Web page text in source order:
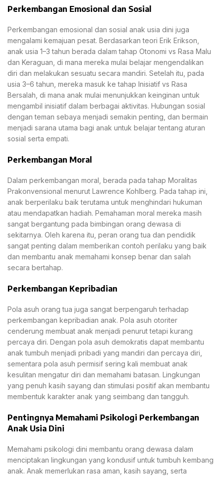
Perkembangan Emosional dan Sosial
Perkembangan emosional dan sosial anak usia dini juga
mengalami kemajuan pesat. Berdasarkan teori Erik Erikson,
anak usia 1–3 tahun berada dalam tahap Otonomi vs Rasa Malu
dan Keraguan, di mana mereka mulai belajar mengendalikan
diri dan melakukan sesuatu secara mandiri. Setelah itu, pada
usia 3–6 tahun, mereka masuk ke tahap Inisiatif vs Rasa
Bersalah, di mana anak mulai menunjukkan keinginan untuk
mengambil inisiatif dalam berbagai aktivitas. Hubungan sosial
dengan teman sebaya menjadi semakin penting, dan bermain
menjadi sarana utama bagi anak untuk belajar tentang aturan
sosial serta empati.
Perkembangan Moral
Dalam perkembangan moral, berada pada tahap Moralitas
Prakonvensional menurut Lawrence Kohlberg. Pada tahap ini,
anak berperilaku baik terutama untuk menghindari hukuman
atau mendapatkan hadiah. Pemahaman moral mereka masih
sangat bergantung pada bimbingan orang dewasa di
sekitarnya. Oleh karena itu, peran orang tua dan pendidik
sangat penting dalam memberikan contoh perilaku yang baik
dan membantu anak memahami konsep benar dan salah
secara bertahap.
Perkembangan Kepribadian
Pola asuh orang tua juga sangat berpengaruh terhadap
perkembangan kepribadian anak. Pola asuh otoriter
cenderung membuat anak menjadi penurut tetapi kurang
percaya diri. Dengan pola asuh demokratis dapat membantu
anak tumbuh menjadi pribadi yang mandiri dan percaya diri,
sementara pola asuh permisif sering kali membuat anak
kesulitan mengatur diri dan memahami batasan. Lingkungan
yang penuh kasih sayang dan stimulasi positif akan membantu
membentuk karakter anak yang seimbang dan tangguh.
Pentingnya Memahami Psikologi Perkembangan
Anak Usia Dini
Memahami psikologi dini membantu orang dewasa dalam
menciptakan lingkungan yang kondusif untuk tumbuh kembang
anak. Anak memerlukan rasa aman, kasih sayang, serta